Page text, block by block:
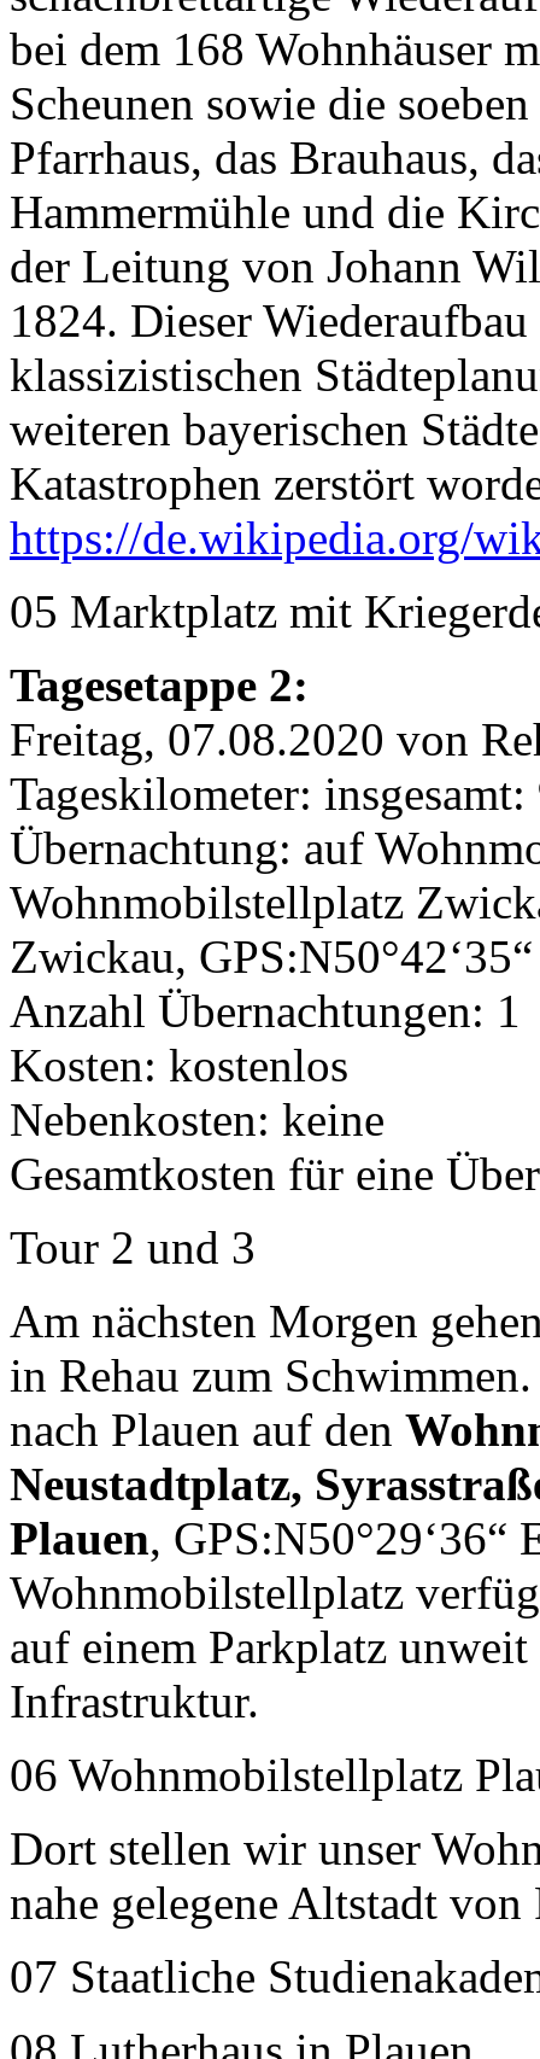
bei dem 168 Wohnhäuser
Scheunen sowie die
Pfarrhaus, das Brauhaus,
Hammermühle und die
der Leitung von Johann
1824. Dieser
klassizistischen
weiteren bayerischen
Katastrophen zerstört
https://de.wikipedia.org/
05 Marktplatz mit
Tagesetappe 2:
Freitag, 07.08.2020 von
Tageskilometer:
Übernachtung: auf
Wohnmobilstellplatz
Zwickau,
Anzahl Übernachtungen: 1
Kosten: kostenlos
Nebenkosten: keine
Gesamtkosten für eine
Tour 2 und 3
Am nächsten Morgen
in Rehau zum
nach Plauen auf den
Neustadtplatz,
Plauen, GPS:N50°29‘36“
Wohnmobilstellplatz
auf einem Parkplatz
Infrastruktur.
06 Wohnmobilstellplatz
Dort stellen wir unser
nahe gelegene Altstadt von
07 Staatliche